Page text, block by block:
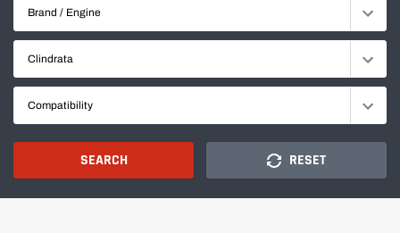
Brand / Engine
Clindrata
Compatibility
SEARCH RESET